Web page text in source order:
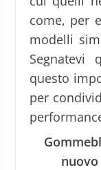
come, per
modelli
Segnatevi
questo
per